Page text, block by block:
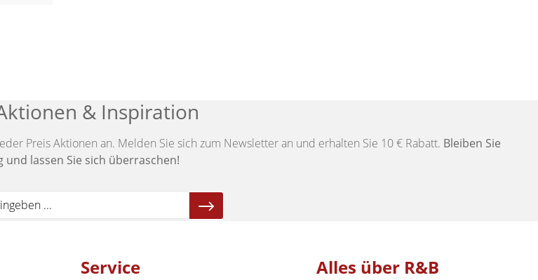
& Inspiration
Preis Aktionen an. Melden Sie sich zum Newsletter an und erhalten Sie 10 € Rabatt. Bleiben Sie
und lassen Sie sich überraschen!
Service Alles über R&B